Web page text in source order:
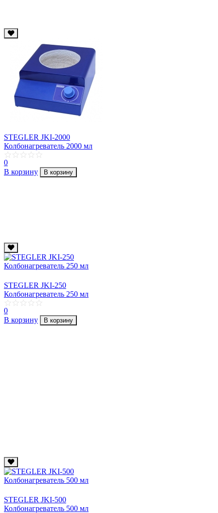
STEGLER JKI-2000
Колбонагреватель 2000 мл
0
В корзину
В корзину
STEGLER JKI-250
Колбонагреватель 250 мл
0
В корзину
В корзину
STEGLER JKI-500
Колбонагреватель 500 мл